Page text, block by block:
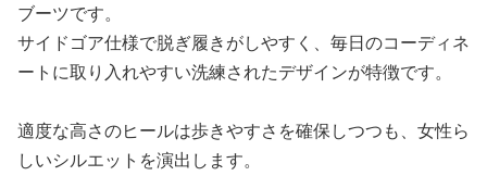
ブーツです。
サイドゴア仕様で脱ぎ履きがしやすく、毎日のコーディネ
ートに取り入れやすい洗練されたデザインが特徴です。
適度な高さのヒールは歩きやすさを確保しつつも、女性ら
しいシルエットを演出します。